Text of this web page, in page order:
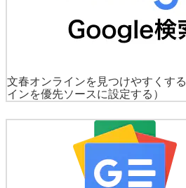
文春オンラインを見つけやすくする
インを優先ソースに設定する）